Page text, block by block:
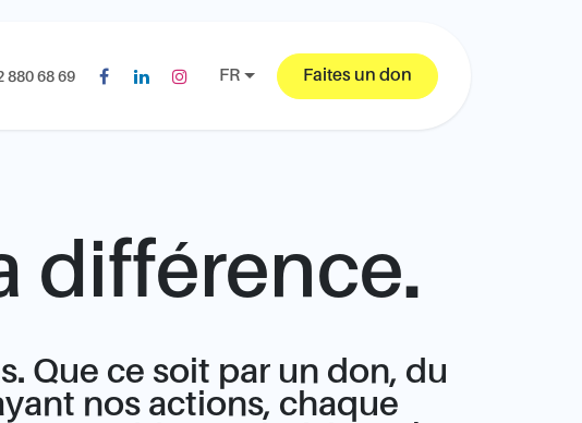
880 68 69 FR Faitesun don
différence.
Que ce soit par un don, du
nos actions, chaque